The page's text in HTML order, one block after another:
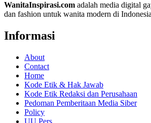
WanitaInspirasi.com adalah media digital
dan fashion untuk wanita modern di
Informasi
About
Contact
Home
Kode Etik & Hak Jawab
Kode Etik Redaksi dan Perusahaan
Pedoman Pemberitaan Media Siber
Policy
UU Pers